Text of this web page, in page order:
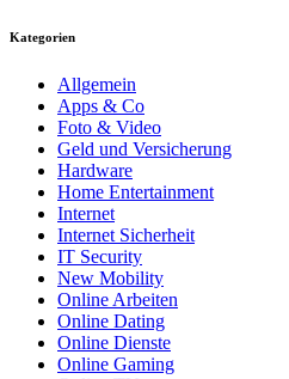
Kategorien
Allgemein
Apps & Co
Foto & Video
Geld und Versicherung
Hardware
Home Entertainment
Internet
Internet Sicherheit
IT Security
New Mobility
Online Arbeiten
Online Dating
Online Dienste
Online Gaming